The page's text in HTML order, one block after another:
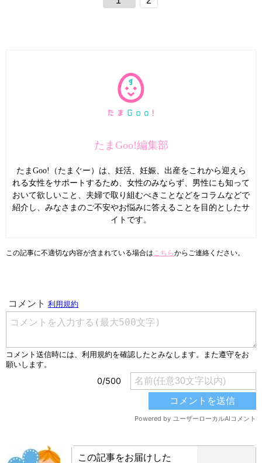
たまGoo!編集部
たまGoo!（たまぐー）は、妊活、妊娠、出産をこれから迎えら
れる女性をサポートするため、女性のみならず、男性にも知って
おいて欲しいこと、夫婦で取り組むべきことなどをコラムなどで
紹介し、みなさまのご不安やお悩みに答えることを目的としたサ
イトです。
この記事に不適切な内容が含まれている場合はこちらからご連絡ください。
この記事をお届けした